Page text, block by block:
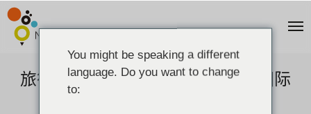
旅行应用程序 NEWT，用于预订国际
You might be speaking a different
language. Do you want to change
to: